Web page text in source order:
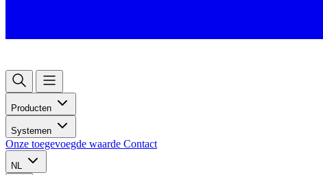
Producten
Systemen
Onze toegevoegde waarde Contact
NL